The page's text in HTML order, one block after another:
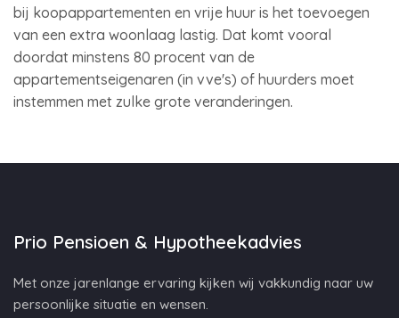
bij koopappartementen en vrije huur is het toevoegen
van een extra woonlaag lastig. Dat komt vooral
doordat minstens 80 procent van de
appartementseigenaren (in vve's) of huurders moet
instemmen met zulke grote veranderingen.
Prio Pensioen & Hypotheekadvies
Met onze jarenlange ervaring kijken wij vakkundig naar uw
persoonlijke situatie en wensen.